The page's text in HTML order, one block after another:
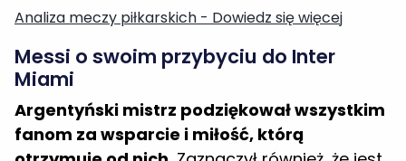
Messi o swoim przybyciu do Inter
Miami
Argentyński mistrz podziękował wszystkim
fanom za wsparcie i miłość, którą
otrzymuje od nich.Zaznaczył również, że jest
bardzo szczęśliwy z wyboru tego klubu jako